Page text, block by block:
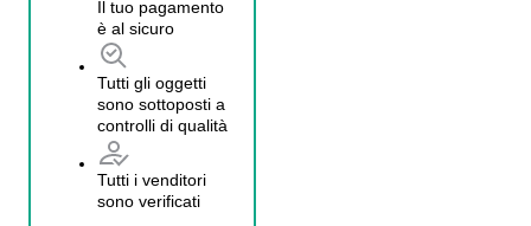
Il tuo pagamento
è al sicuro
Tutti gli oggetti
sono sottoposti a
controlli di qualità
Tutti i venditori
sono verificati